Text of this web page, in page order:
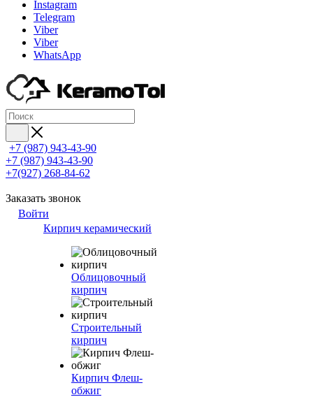
Instagram
Telegram
Viber
Viber
WhatsApp
+7 (987) 943-43-90
+7 (987) 943-43-90
+7(927) 268-84-62
Заказать звонок
Войти
Кирпич керамический
Облицовочный
кирпич
Строительный
кирпич
Кирпич Флеш-
обжиг